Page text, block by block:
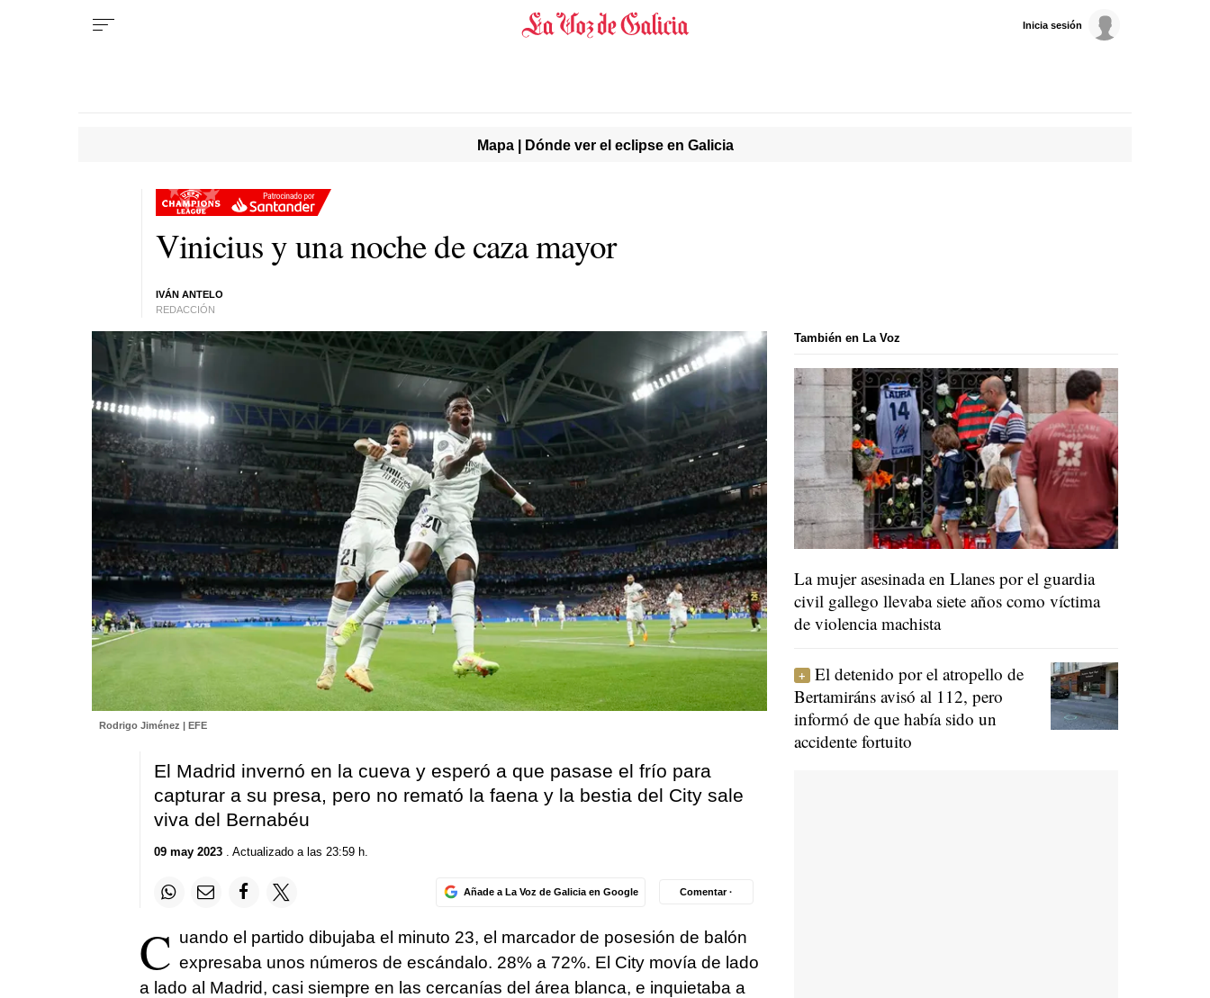
Inicia sesión
Mapa | Dónde ver el eclipse en Galicia
Vinicius y una noche de caza mayor
IVÁN ANTELO
REDACCIÓN
Rodrigo Jiménez | EFE
El Madrid invernó en la cueva y esperó a que pasase el frío para
capturar a su presa, pero no remató la faena y la bestia del City sale
viva del Bernabéu
09 may 2023. Actualizado a las 23:59 h.
Añade a La Voz de Galicia en Google Comentar ·
C uando el partido dibujaba el minuto 23, el marcador de posesión de balón
expresaba unos números de escándalo. 28% a 72%. El City movía de lado
a lado al Madrid, casi siempre en las cercanías del área blanca, e inquietaba a
También en La Voz
La mujer asesinada en Llanes por el guardia
civil gallego llevaba siete años como víctima
de violencia machista
El detenido por el atropello de
Bertamiráns avisó al 112, pero
informó de que había sido un
accidente fortuito